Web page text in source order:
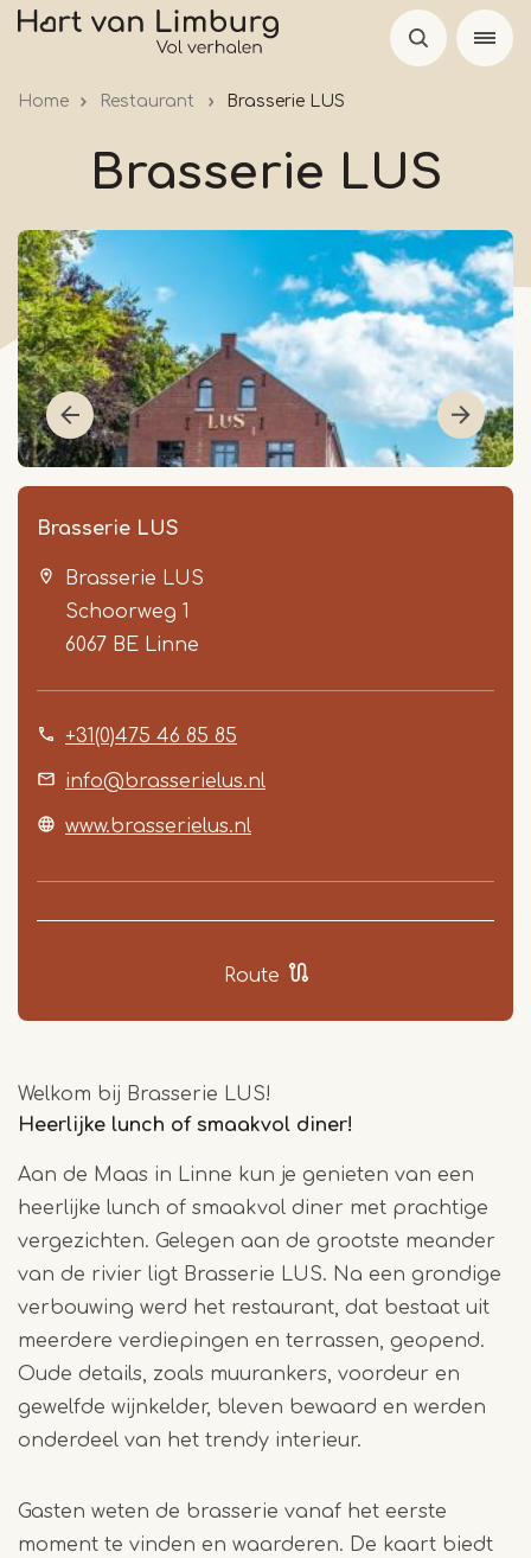
Overslaan
Home Restaurant Brasserie LUS
Brasserie LUS
Brasserie LUS
Brasserie LUS
Schoorweg 1
6067 BE Linne
+31(0)475 46 85 85
info@brasserielus.nl
www.brasserielus.nl
Route
Item
Welkom bij Brasserie LUS!
Heerlijke lunch of smaakvol diner!
Aan de Maas in Linne kun je genieten van een
heerlijke lunch of smaakvol diner met prachtige
vergezichten. Gelegen aan de grootste meander
van de rivier ligt Brasserie LUS. Na een grondige
verbouwing werd het restaurant, dat bestaat uit
meerdere verdiepingen en terrassen, geopend.
Oude details, zoals muurankers, voordeur en
gewelfde wijnkelder, bleven bewaard en werden
onderdeel van het trendy interieur.
Gasten weten de brasserie vanaf het eerste
moment te vinden en waarderen. De kaart biedt